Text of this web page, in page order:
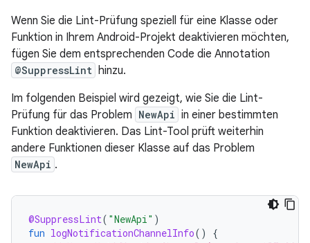
Wenn Sie die Lint-Prüfung speziell für eine Klasse oder
Funktion in Ihrem Android-Projekt deaktivieren möchten,
fügen Sie dem entsprechenden Code die Annotation
@SuppressLint
hinzu.
Im folgenden Beispiel wird gezeigt, wie Sie die Lint-
Prüfung für das Problem NewApi in einer bestimmten
Funktion deaktivieren. Das Lint-Tool prüft weiterhin
andere Funktionen dieser Klasse auf das Problem
NewApi .
@SuppressLint( "NewApi" )
fun logNotificationChannelInfo()
{